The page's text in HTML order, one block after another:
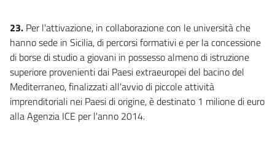
23. Per l'attivazione, in collaborazione con le università che
hanno sede in Sicilia, di percorsi formativi e per la concessione
di borse di studio a giovani in possesso almeno di istruzione
superiore provenienti dai Paesi extraeuropei del bacino del
Mediterraneo, finalizzati all'avvio di piccole attività
imprenditoriali nei Paesi di origine, è destinato 1 milione di euro
alla Agenzia ICE per l'anno 2014.